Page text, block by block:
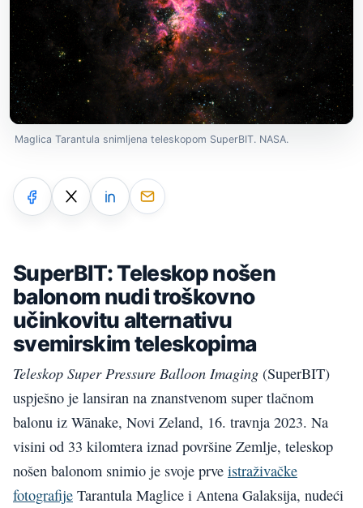
Maglica Tarantula snimljena teleskopom SuperBIT. NASA.
SuperBIT: Teleskop nošen
balonom nudi troškovno
učinkovitu alternativu
svemirskim teleskopima
Teleskop Super Pressure Balloon Imaging (SuperBIT)
uspješno je lansiran na znanstvenom super tlačnom
balonu iz Wānake, Novi Zeland, 16. travnja 2023. Na
visini od 33 kilomtera iznad površine Zemlje, teleskop
nošen balonom snimio je svoje prve istraživačke
fotografije Tarantula Maglice i Antena Galaksija, nudeći